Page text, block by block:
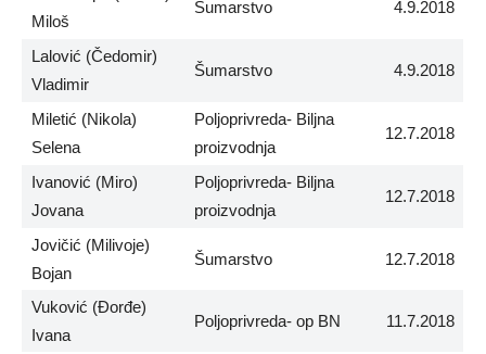
Miloš
Šumarstvo 4.9.2018
Lalović (Čedomir)
Vladimir
Šumarstvo 4.9.2018
Miletić (Nikola)
Selena
Poljoprivreda- Biljna
proizvodnja
12.7.2018
Ivanović (Miro)
Jovana
Poljoprivreda- Biljna
proizvodnja
12.7.2018
Jovičić (Milivoje)
Bojan
Šumarstvo 12.7.2018
Vuković (Đorđe)
Ivana
Poljoprivreda- op BN 11.7.2018